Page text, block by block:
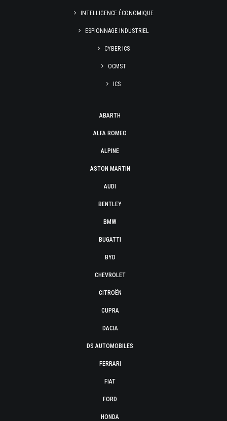
INTELLIGENCE ÉCONOMIQUE
ESPIONNAGE INDUSTRIEL
CYBER ICS
OCMST
ICS
ABARTH
ALFA ROMEO
ALPINE
ASTON MARTIN
AUDI
BENTLEY
BMW
BUGATTI
BYD
CHEVROLET
CITROËN
CUPRA
DACIA
DS AUTOMOBILES
FERRARI
FIAT
FORD
HONDA